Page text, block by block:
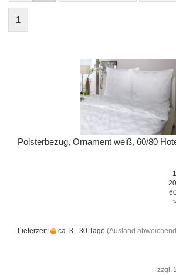
1
Polsterbezug, Ornament weiß, 60/80
Lieferzeit: ca. 3 - 30 Tage (Ausland
zzgl.